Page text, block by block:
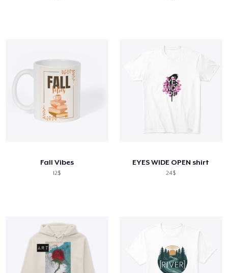
Fall Vibes
12$
EYES WIDE OPEN shirt
24$